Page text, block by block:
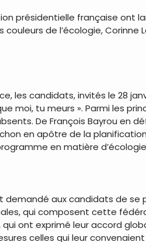
présidentielle française ont
de l’écologie,
les candidats, invités le 28
moi, tu meurs ». Parmi les
De François Bayrou en
en apôtre de la
en matière
demandé aux candidats de
qui composent cette
qui ont exprimé leur accord
celles qui leur